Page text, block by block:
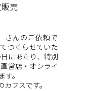
売
さんのご依頼で
つくらせていた
にあたり、特別
営店・オンライ
す。
フスです。